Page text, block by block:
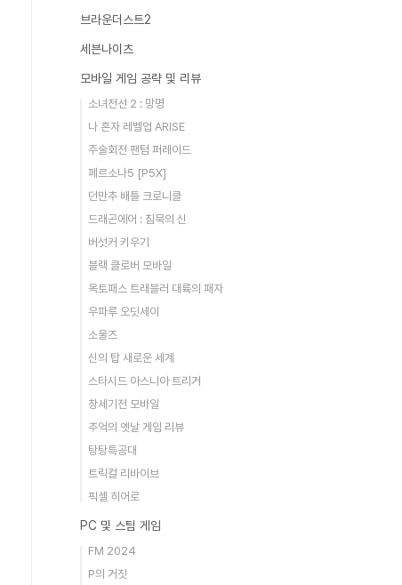
브라운더스트2
세븐나이츠
모바일 게임 공략 및 리뷰
소녀전선 2 : 망명
나 혼자 레벨업 ARISE
주술회전 팬텀 퍼레이드
페르소나5 [P5X]
던만추 배틀 크로니클
드래곤에어 : 침묵의 신
버섯커 키우기
블랙 클로버 모바일
옥토패스 트래블러 대륙의 패자
우파루 오딧세이
소울즈
신의 탑 새로운 세계
스타시드 아스니아 트리거
창세기전 모바일
추억의 옛날 게임 리뷰
탕탕특공대
트릭컬 리바이브
픽셀 히어로
PC 및 스팀 게임
FM 2024
P의 거짓